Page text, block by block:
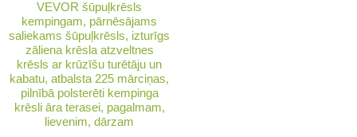
VEVOR šūpuļkrēsls
kempingam, pārnēsājams
saliekams šūpuļkrēsls, izturīgs
zāliena krēsla atzveltnes
krēsls ar krūzīšu turētāju un
kabatu, atbalsta 225 mārciņas,
pilnībā polsterēti kempinga
krēsli āra terasei, pagalmam,
lievenim, dārzam